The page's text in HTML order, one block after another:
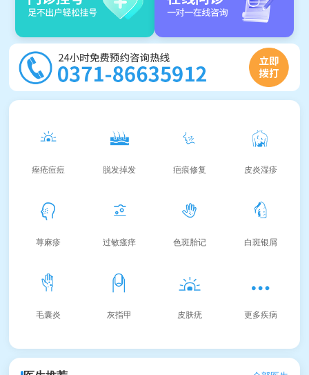
痤疮痘痘 脱发掉发 疤痕修复 皮炎湿疹
荨麻疹 过敏瘙痒 色斑胎记 白斑银屑
毛囊炎 灰指甲 皮肤疣 更多疾病